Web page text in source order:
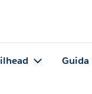
Guida